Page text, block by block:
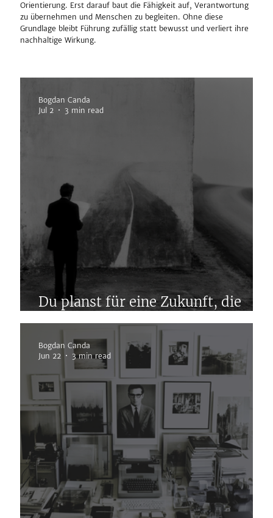
Orientierung. Erst darauf baut die Fähigkeit auf, Verantwortung
zu übernehmen und Menschen zu begleiten. Ohne diese
Grundlage bleibt Führung zufällig statt bewusst und verliert ihre
nachhaltige Wirkung.
Du planst für eine Zukunft, die
nicht kommt.
Bogdan Canda
Jul 2
3 min read
Bogdan Canda
Jun 22
3 min read